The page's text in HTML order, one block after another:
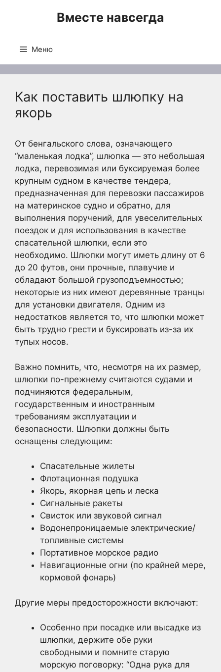
Вместе навсегда
Меню
Как поставить шлюпку на
якорь
От бенгальского слова, означающего
“маленькая лодка”, шлюпка — это небольшая
лодка, перевозимая или буксируемая более
крупным судном в качестве тендера,
предназначенная для перевозки пассажиров
на материнское судно и обратно, для
выполнения поручений, для увеселительных
поездок и для использования в качестве
спасательной шлюпки, если это
необходимо. Шлюпки могут иметь длину от 6
до 20 футов, они прочные, плавучие и
обладают большой грузоподъемностью;
некоторые из них имеют деревянные транцы
для установки двигателя. Одним из
недостатков является то, что шлюпки может
быть трудно грести и буксировать из-за их
тупых носов.
Важно помнить, что, несмотря на их размер,
шлюпки по-прежнему считаются судами и
подчиняются федеральным,
государственным и иностранным
требованиям эксплуатации и
безопасности. Шлюпки должны быть
оснащены следующим:
Спасательные жилеты
Флотационная подушка
Якорь, якорная цепь и леска
Сигнальные ракеты
Свисток или звуковой сигнал
Водонепроницаемые электрические/
топливные системы
Портативное морское радио
Навигационные огни (по крайней мере,
кормовой фонарь)
Другие меры предосторожности включают:
Особенно при посадке или высадке из
шлюпки, держите обе руки
свободными и помните старую
морскую поговорку: “Одна рука для